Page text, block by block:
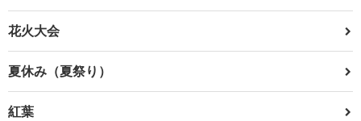
花火大会
夏休み（夏祭り）
紅葉